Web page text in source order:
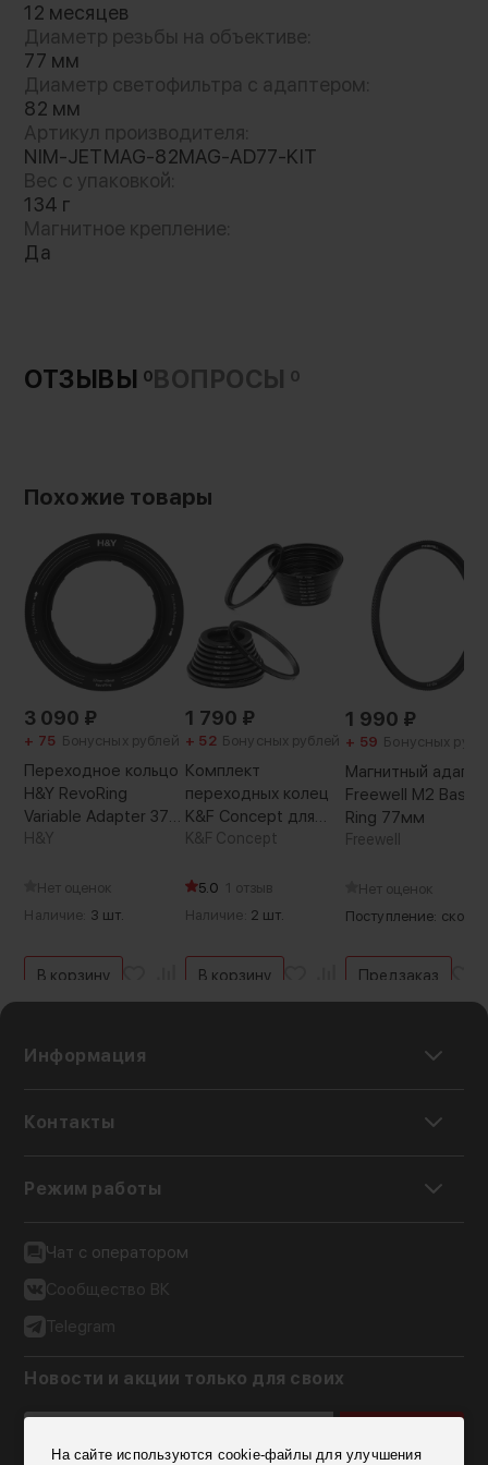
12 месяцев
Диаметр резьбы на объективе:
77 мм
Диаметр светофильтра с адаптером:
82 мм
Артикул производителя:
NIM-JETMAG-82MAG-AD77-KIT
Вес с упаковкой:
134 г
Магнитное крепление:
Да
ОТЗЫВЫ 0ВОПРОСЫ 0
Похожие товары
3 090 ₽
+ 75 Бонусных рублей
Переходное кольцо
H&Y RevoRing
Variable Adapter 37-
49мм для
Чёрное
H&Y
Нет оценок
Наличие: 3 шт.
В корзину
1 790 ₽
+ 52 Бонусных рублей
Комплект
переходных колец
K&F Concept для
светофильтра
K&F Concept
5.0
1 отзыв
Наличие: 2 шт.
В корзину
1 990 ₽
+ 59 Бонусных
Магнитный
Freewell M2 Base
Ring 77мм
Freewell
Нет оценок
Поступление: скоро
Предзаказ
Информация
Контакты
Режим работы
Чат с оператором
Сообщество ВК
Telegram
Новости и акции только для своих
На сайте используются cookie-файлы для улучшения